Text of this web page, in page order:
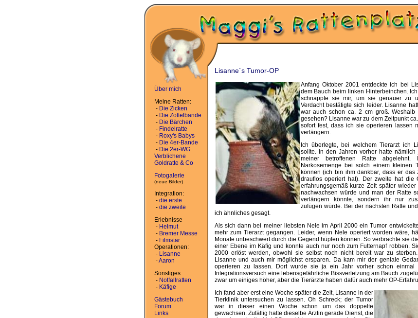
Über mich
Meine Ratten:
- Die Zicken
- Die Zottelbande
- Die Bärchen
- Findelratte
- Roxy's Babys
- Die 4er-Bande
- Die 2er-WG
Verblichene
Goldratte & Co
Fotogalerie
(neue Bilder)
Integration:
- die erste
- die zweite
Erlebnisse
- Helmut
- Bremer Messe
- Filmstar
Operationen:
- Lisanne
-Aaron
Sonstiges
- Notfallratten
- Käfige
Gästebuch
Forum
Links
Lisanne´s Tumor-OP
Anfang Oktober 2001 entdeckte ich bei
dem Bauch beim linken Hinterbeinchen.
schnappte sie mir, um sie genauer zu
Verdacht bestätigte sich leider. Lisanne
war auch schon ca. 2 cm groß.
gesehen? Lisanne war zu dem Zeitpunkt
sofort fest, dass ich sie operieren lassen
verlängern.
Ich überlegte, bei welchem Tierarzt ich
sollte. In den Jahren vorher hatte
meiner betroffenen Ratte
Narkosemenge bei solch einem kleinen
können (ich bin ihm dankbar, dass er das
drauflos operiert hat). Der zweite hat die
erfahrungsgemäß kurze Zeit später
nachwachsen würde und man der Ratte
verlängern könnte, sondern ihr nur
zufügen würde. Bei der nächsten Ratte
ich ähnliches gesagt.
Als sich dann bei meiner liebsten Nele im April 2000 ein Tumor
mehr zum Tierarzt gegangen. Leider, wenn Nele operiert worden wäre,
Monate unbeschwert durch die Gegend hüpfen können. So verbrachte sie
einer Ebene im Käfig und konnte auch nur noch zum Futternapf robben.
2000 erlöst werden, obwohl sie selbst noch nicht bereit war zu
Lisanne und auch mir möglichst ersparen. Da kam mir der geniale
operieren zu lassen. Dort wurde sie ja ein Jahr vorher schon
Integrationsversuch eine lebensgefährliche Bissverletzung am Bauch
zwar um einiges höher, aber die Tierärzte haben dafür auch mehr OP-
Ich fand aber erst eine Woche später die Zeit, Lisanne in der
Tierklinik untersuchen zu lassen. Oh Schreck; der Tumor
war in dieser einen Woche schon um das doppelte
gewachsen. Zufällig hatte dieselbe Ärztin gerade Dienst, die